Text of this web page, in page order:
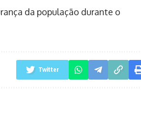
da população durante o
Twitter